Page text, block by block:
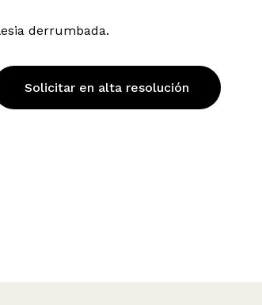
derrumbada.
Solicitar en alta resolución